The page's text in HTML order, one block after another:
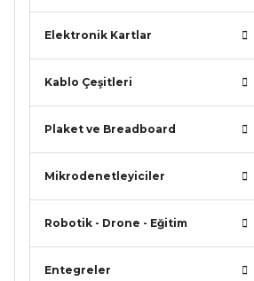
Elektronik Kartlar
Kablo Çeşitleri
Plaket ve Breadboard
Mikrodenetleyiciler
Robotik - Drone - Eğitim
Entegreler